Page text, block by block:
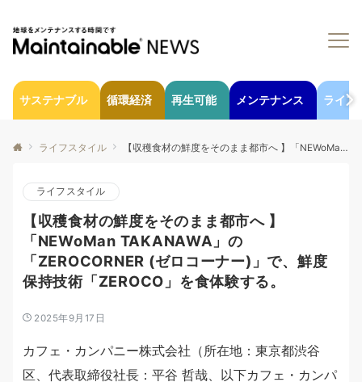
サステナブル 循環経済 再生可能 メンテナンス ライフ
ライフスタイル 【収穫食材の鮮度をそのまま都市へ 】「NEWoMan TAKANAWA」の「ZEROCORNER (ゼロコーナー)」で、鮮度保持技術「ZEROCO」を食体験する。
ライフスタイル
【収穫食材の鮮度をそのまま都市へ 】
「NEWoMan TAKANAWA」の
「ZEROCORNER (ゼロコーナー)」で、鮮度
保持技術「ZEROCO」を食体験する。
2025年9月17日
カフェ・カンパニー株式会社（所在地：東京都渋谷
区、代表取締役社長：平谷 哲哉、以下カフェ・カンパ